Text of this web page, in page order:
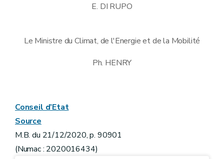
E. DI RUPO
Le Ministre du Climat, de l'Energie et de la Mobilité
Ph. HENRY
Conseil d’Etat
Source
M.B. du 21/12/2020, p. 90901
(Numac : 2020016434)